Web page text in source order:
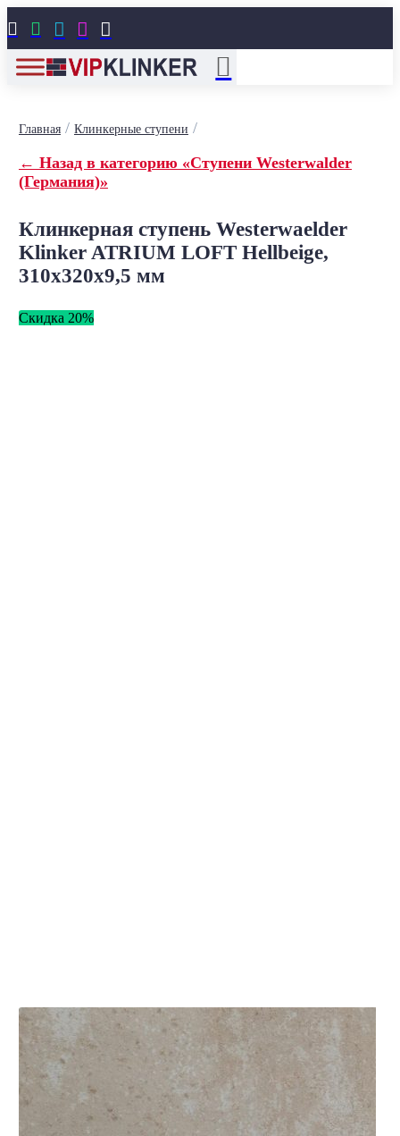
    
Главная/ Клинкерные ступени /
← Назад в категорию «Ступени Westerwalder
(Германия)»
Клинкерная ступень Westerwaelder
Klinker ATRIUM LOFT Hellbeige,
310x320x9,5 мм
Скидка 20%